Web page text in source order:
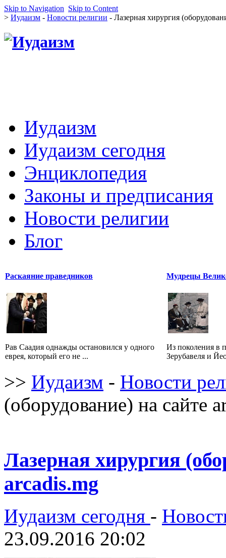
Skip to Navigation Skip to Content
> Иудаизм - Новости религии - Лазерная хирургия
Иудаизм
Иудаизм сегодня
Энциклопедия
Законы и предписания
Новости религии
Блог
Раскаяние праведников
Рав Саадия однажды остановился у одного
еврея, который его не ...
Мудрецы
Из поколения в
Зерубавеля и
>> Иудаизм - Новости
(оборудование) на сайте
Лазерная хирургия
arcadis.mg
Иудаизм сегодня -
23.09.2016 20:02